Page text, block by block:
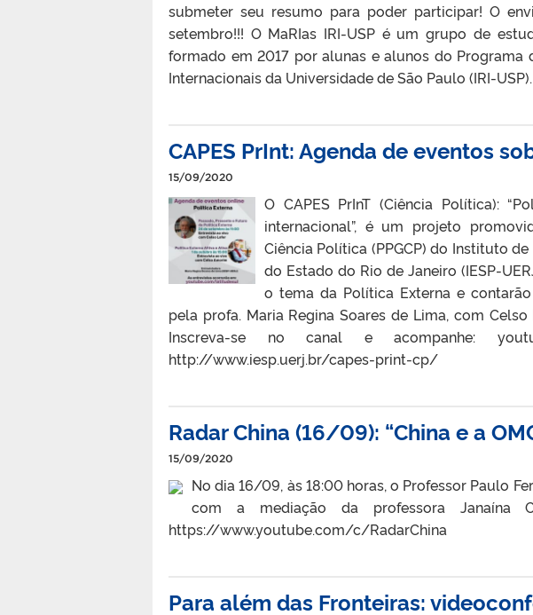
submeter seu resumo para poder participar! O
setembro!!! O MaRIas IRI-USP é um grupo de
formado em 2017 por alunas e alunos do
Internacionais da Universidade de São Paulo (IRI-
CAPES PrInt: Agenda de eventos
15/09/2020
O CAPES PrInT (Ciência Política):
internacional”, é um projeto
Ciência Política (PPGCP) do Instituto
do Estado do Rio de Janeiro (IESP-
o tema da Política Externa e
pela profa. Maria Regina Soares de Lima, com
Inscreva-se no canal e acompanhe:
http://www.iesp.uerj.br/capes-print-cp/
Radar China (16/09): “China e a
15/09/2020
No dia 16/09, às 18:00 horas, o Professor Paulo
com a mediação da professora Janaína
https://www.youtube.com/c/RadarChina
Para além das Fronteiras: